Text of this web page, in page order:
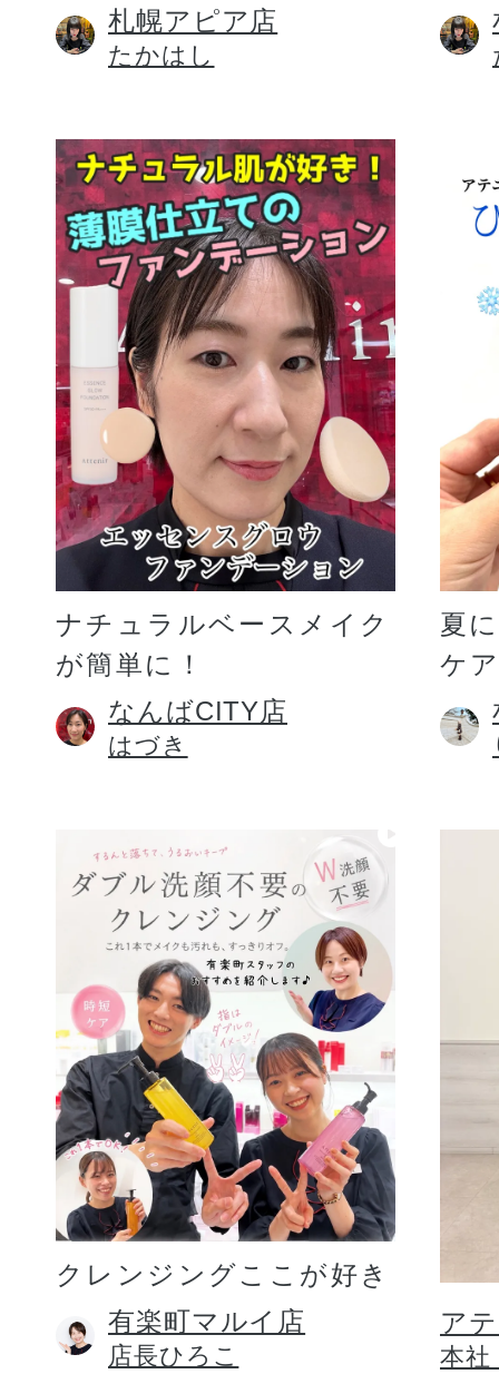
健康食品／サプ
ファッション
ギフト
ご利用ガイド
よくあるご質問
札幌アピア店
たかはし
ナチュラルベースメイク
が簡単に！
なんばCITY店
はづき
夏
ケ
クレンジングここが好き
有楽町マルイ店
店長ひろこ
ア
本